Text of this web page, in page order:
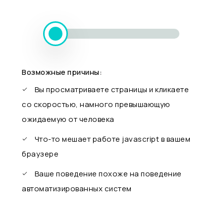
Возможные причины:
Вы просматриваете страницы и кликаете
со скоростью, намного превышающую
ожидаемую от человека
Что-то мешает работе javascript в вашем
браузере
Ваше поведение похоже на поведение
автоматизированных систем